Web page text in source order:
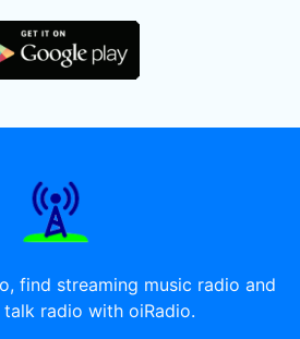
find streaming music radio and
talk radio with oiRadio.